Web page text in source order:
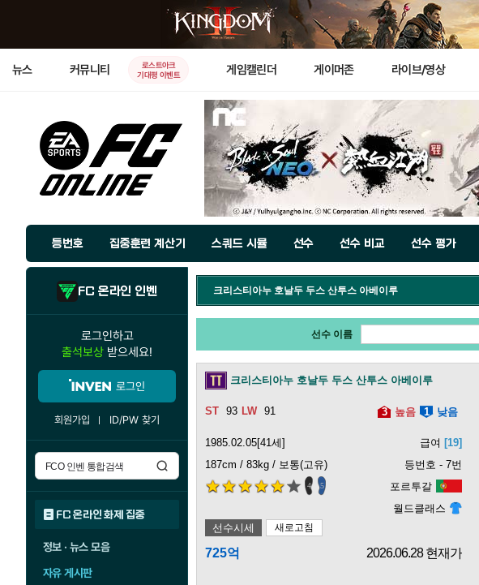
뉴스 커뮤니티
로스트아크
기대평 이벤트
게임캘린더 게이머존 라이브/영상
등번호 집중훈련 계산기 스쿼드 시뮬 선수 선수 비교 선수 평가
FC 온라인 인벤
로그인하고
출석보상 받으세요!
로그인
회원가입 ID/PW 찾기
FC 온라인 화제 집중
정보 · 뉴스 모음
자유 게시판
크리스티아누 호날두 두스 산투스 아베이루
선수 이름
크리스티아누 호날두 두스 산투스 아베이루
93 91 3 높음 1 낮음
1985.02.05[41세] 급여 [19]
187cm / 83kg / 보통(고유)
등번호 - 7번
4 5
포르투갈
월드클래스
선수시세
새로고침
725억 2026.06.28 현재가